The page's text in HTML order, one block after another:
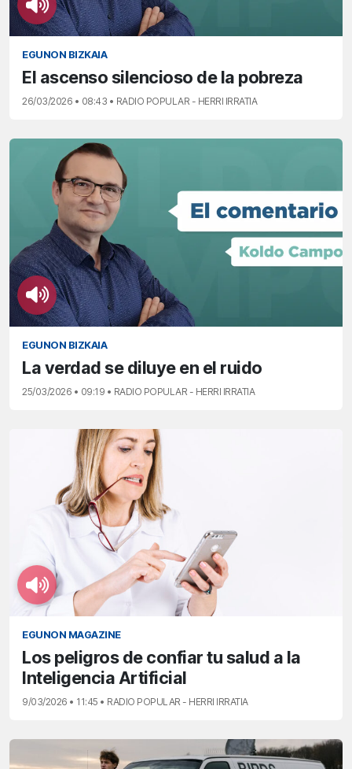
EGUNON BIZKAIA
El ascenso silencioso de la pobreza
26/03/2026 • 08:43 • RADIO POPULAR - HERRI IRRATIA
EGUNON BIZKAIA
La verdad se diluye en el ruido
25/03/2026 • 09:19 • RADIO POPULAR - HERRI IRRATIA
EGUNON MAGAZINE
Los peligros de confiar tu salud a la
Inteligencia Artificial
9/03/2026 • 11:45 • RADIO POPULAR - HERRI IRRATIA